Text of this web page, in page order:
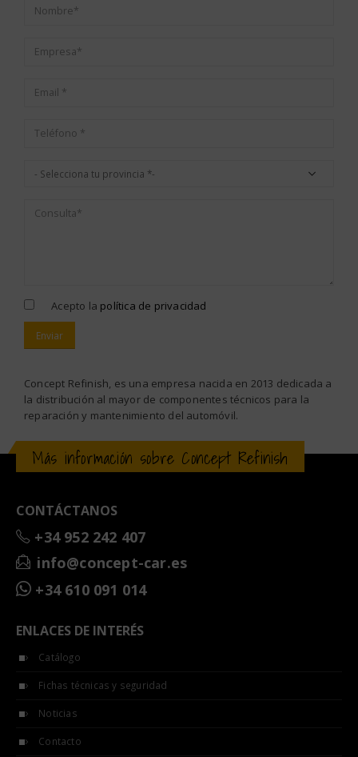
Acepto la política de privacidad
Concept Refinish, es una empresa nacida en 2013 dedicada a
la distribución al mayor de componentes técnicos para la
reparación y mantenimiento del automóvil.
Más información sobre Concept Refinish
CONTÁCTANOS
+34 952 242 407
info@concept-car.es
+34 610 091 014
ENLACES DE INTERÉS
Catálogo
Fichas técnicas y seguridad
Noticias
Contacto